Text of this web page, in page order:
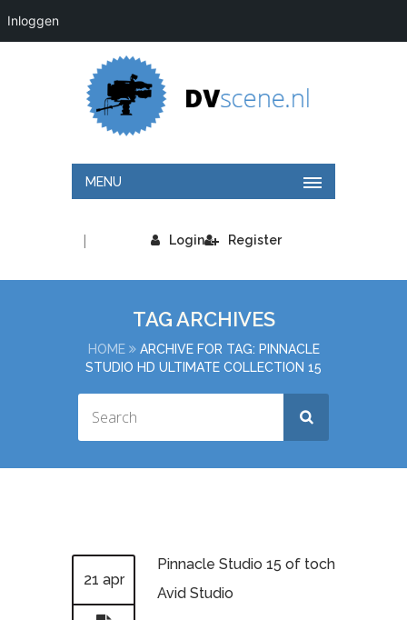
Inloggen
MENU
Login
| Register
TAG ARCHIVES
HOME
ARCHIVE FOR TAG: PINNACLE
STUDIO HD ULTIMATE COLLECTION 15
21 apr
Pinnacle Studio 15 of toch
Avid Studio